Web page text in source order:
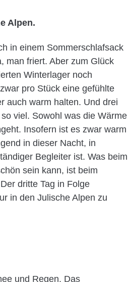
Alpen.
in einem Sommerschlafsack
man friert. Aber zum Glück
Winterlager noch
pro Stück eine gefühlte
auch warm halten. Und drei
viel. Sowohl was die Wärme
Insofern ist es zwar warm
in dieser Nacht, in
Begleiter ist. Was beim
sein kann, ist beim
dritte Tag in Folge
in den Julische Alpen zu